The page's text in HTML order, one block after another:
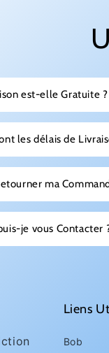
est-elle Gratuite ?
les délais de
ma
je vous Contacter
Liens
Bob